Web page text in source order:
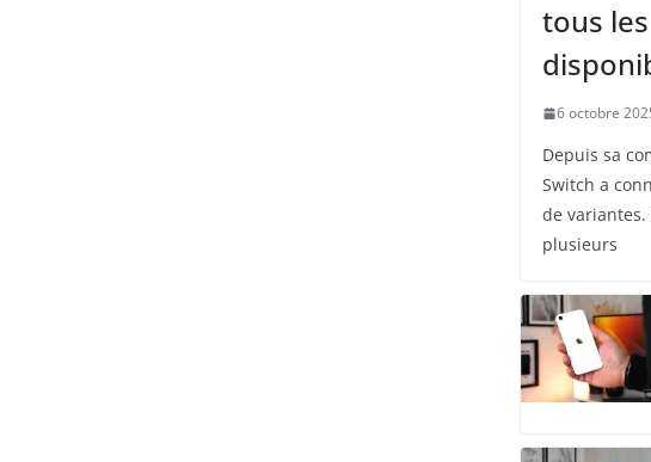
tous
6 octobre
Depuis sa
Switch a
de variantes.
plusieurs